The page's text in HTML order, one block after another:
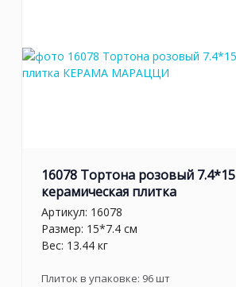
16078 Тортона розовый 7.4*15
керамическая плитка
Артикул: 16078
Размер: 15*7.4 см
Вес: 13.44 кг
Плиток в упаковке: 96шт